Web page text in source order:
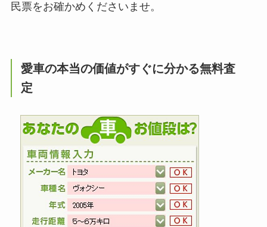
民票をお確かめくださいませ。
愛車の本当の価値がすぐに分かる無料査
定